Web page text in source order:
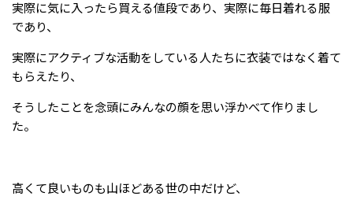
実際に気に入ったら買える値段であり、実際に毎日着れる服
であり、
実際にアクティブな活動をしている人たちに衣装ではなく着て
もらえたり、
そうしたことを念頭にみんなの顔を思い浮かべて作りまし
た。
高くて良いものも山ほどある世の中だけど、